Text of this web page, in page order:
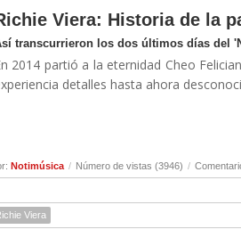
Viera: Historia de la
transcurrieron los dos últimos días del
2014 partió a la eternidad Cheo
detalles hasta ahora
Notimúsica / Número de vistas (3946) /
Viera